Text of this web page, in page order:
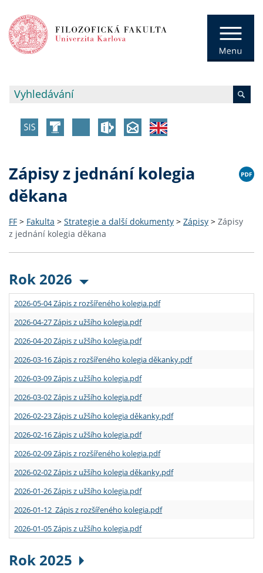
Zápisy z jednání kolegia
děkana
FF > Fakulta > Strategie a další dokumenty > Zápisy > Zápisy
z jednání kolegia děkana
Rok 2026
2026-05-04 Zápis z rozšířeného kolegia.pdf
2026-04-27 Zápis z užšího kolegia.pdf
2026-04-20 Zápis z užšího kolegia.pdf
2026-03-16 Zápis z rozšířeného kolegia děkanky.pdf
2026-03-09 Zápis z užšího kolegia.pdf
2026-03-02 Zápis z užšího kolegia.pdf
2026-02-23 Zápis z užšího kolegia děkanky.pdf
2026-02-16 Zápis z užšího kolegia.pdf
2026-02-09 Zápis z rozšířeného kolegia.pdf
2026-02-02 Zápis z užšího kolegia děkanky.pdf
2026-01-26 Zápis z užšího kolegia.pdf
2026-01-12 Zápis z rozšířeného kolegia.pdf
2026-01-05 Zápis z užšího kolegia.pdf
Rok 2025